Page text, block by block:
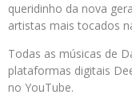
queridinho da nova
artistas mais tocados
Todas as músicas de
plataformas digitais
no YouTube.